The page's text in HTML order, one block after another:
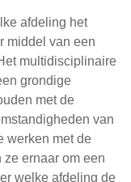
afdeling het
middel van een
multidisciplinaire
grondige
met de
van
werken met de
ze ernaar om een
welke afdeling de